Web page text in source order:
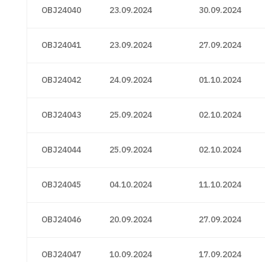
OBJ24040 23.09.2024 30.09.2024
OBJ24041 23.09.2024 27.09.2024
OBJ24042 24.09.2024 01.10.2024
OBJ24043 25.09.2024 02.10.2024
OBJ24044 25.09.2024 02.10.2024
OBJ24045 04.10.2024 11.10.2024
OBJ24046 20.09.2024 27.09.2024
OBJ24047 10.09.2024 17.09.2024